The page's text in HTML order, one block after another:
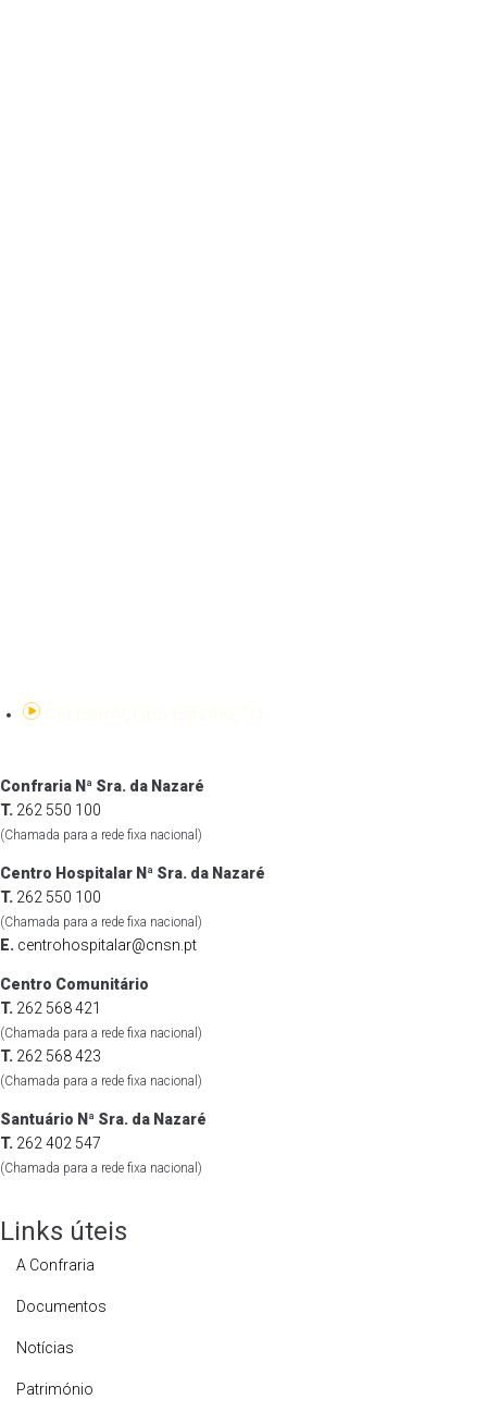
Confraria Nª Sra. da Nazaré
T. 262 550 100
(Chamada para a rede fixa nacional)
Centro Hospitalar Nª Sra. da Nazaré
T. 262 550 100
(Chamada para a rede fixa nacional)
E. centrohospitalar@cnsn.pt
Centro Comunitário
T. 262 568 421
(Chamada para a rede fixa nacional)
T. 262 568 423
(Chamada para a rede fixa nacional)
Santuário Nª Sra. da Nazaré
T. 262 402 547
(Chamada para a rede fixa nacional)
Links úteis
A Confraria
Documentos
Notícias
Património